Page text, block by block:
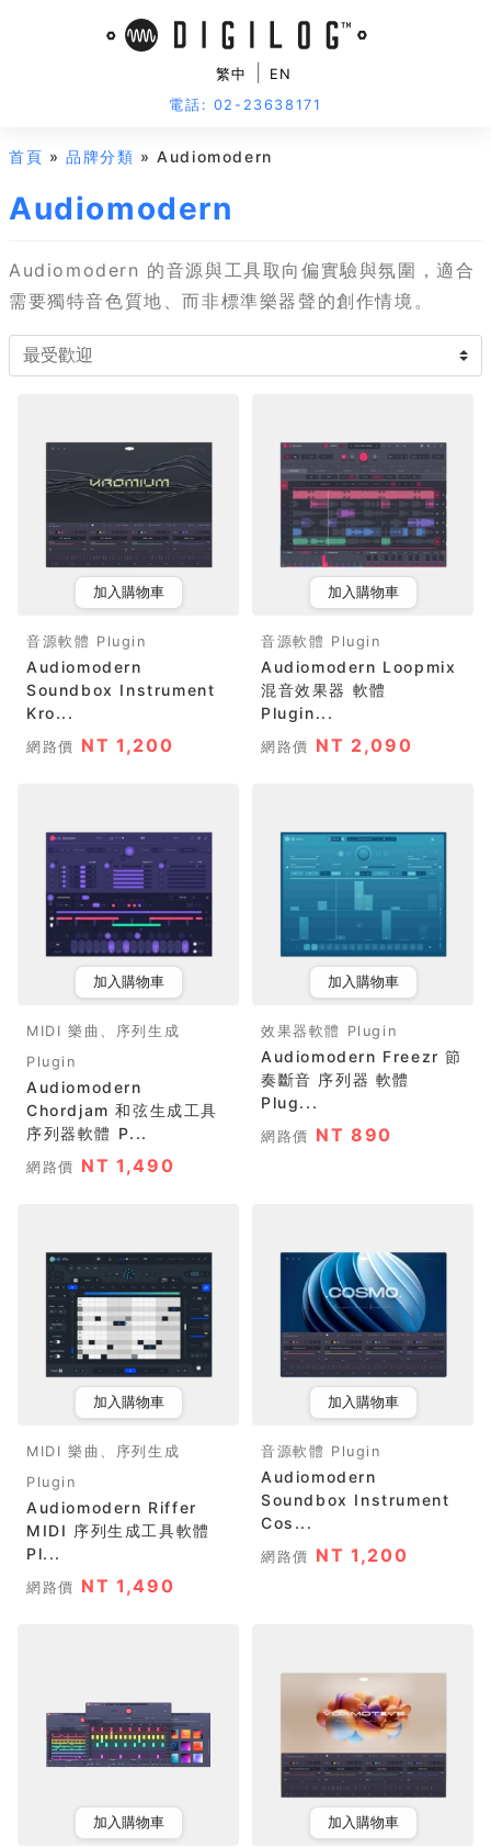
繁中
EN
電話: 02-23638171
首頁 »品牌分類 » Audiomodern
Audiomodern
Audiomodern 的音源與工具取向偏實驗與氛圍，適合
需要獨特音色質地、而非標準樂器聲的創作情境。
加入購物車
音源軟體 Plugin
Audiomodern
Soundbox Instrument
Kro...
網路價 NT 1,200
加入購物車
音源軟體 Plugin
Audiomodern Loopmix
混音效果器 軟體
Plugin...
網路價 NT 2,090
加入購物車
MIDI 樂曲、序列生成
Plugin
Audiomodern
Chordjam 和弦生成工具
序列器軟體 P...
網路價 NT 1,490
加入購物車
效果器軟體 Plugin
Audiomodern Freezr 節
奏斷音 序列器 軟體
Plug...
網路價 NT 890
加入購物車
MIDI 樂曲、序列生成
Plugin
Audiomodern Riffer
MIDI 序列生成工具軟體
Pl...
網路價 NT 1,490
加入購物車
音源軟體 Plugin
Audiomodern
Soundbox Instrument
Cos...
網路價 NT 1,200
加入購物車 加入購物車